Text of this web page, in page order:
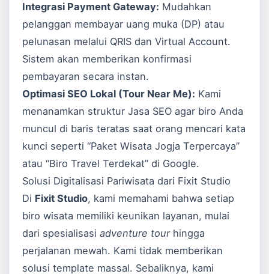
Integrasi Payment Gateway: Mudahkan
pelanggan membayar uang muka (DP) atau
pelunasan melalui QRIS dan Virtual Account.
Sistem akan memberikan konfirmasi
pembayaran secara instan.
Optimasi SEO Lokal (Tour Near Me): Kami
menanamkan strukturJasa SEO agar biro Anda
muncul di baris teratas saat orang mencari kata
kunci seperti “Paket Wisata Jogja Terpercaya”
atau “Biro Travel Terdekat” di Google.
Solusi Digitalisasi Pariwisata dari Fixit Studio
Di Fixit Studio, kami memahami bahwa setiap
biro wisata memiliki keunikan layanan, mulai
dari spesialisasiadventure tourhingga
perjalanan mewah. Kami tidak memberikan
solusi template massal. Sebaliknya, kami